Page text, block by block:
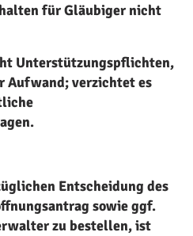
für Gläubiger nicht
Unterstützungspflichten,
Aufwand; verzichtet es
Entscheidung des
sowie ggf.
zu bestellen, ist